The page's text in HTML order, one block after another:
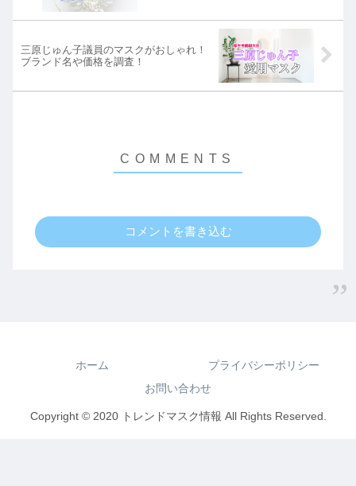
三原じゅん子議員のマスクがおしゃれ！
ブランド名や価格を調査！
コメントを書き込む
ホーム
プライバシーポリシー
お問い合わせ
Copyright © 2020 トレンドマスク情報 All Rights Reserved.